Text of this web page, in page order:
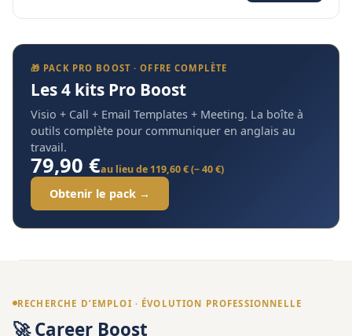
🎁 PACK PRO BOOST · OFFRE COMPLÈTE
Les 4 kits Pro Boost
Visio + Call + Email Templates + Meeting. La boîte à
outils complète pour communiquer en anglais au
travail.
79,90 €au lieu de 119,60 € (− 40 €)
Obtenir le pack →
RECHERCHE D’EMPLOI · ÉVOLUTION PROFESSIONNELLE
🚀 Career Boost